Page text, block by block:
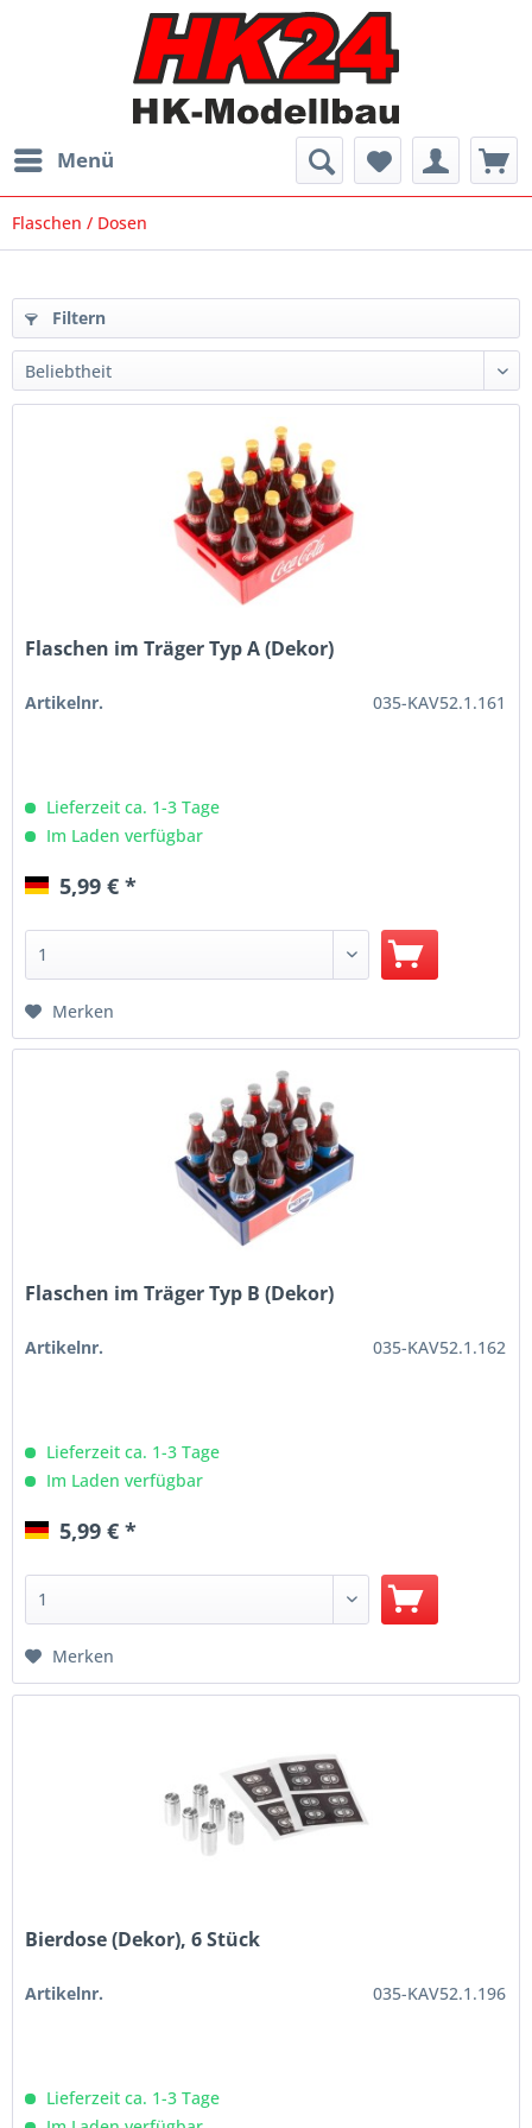
Menü
Flaschen / Dosen
Filtern
Flaschen im Träger Typ A (Dekor)
Artikelnr. 035-KAV52.1.161
Lieferzeit ca. 1-3 Tage
Im Laden verfügbar
5,99 € *
Merken
Flaschen im Träger Typ B (Dekor)
Artikelnr. 035-KAV52.1.162
Lieferzeit ca. 1-3 Tage
Im Laden verfügbar
5,99 € *
Merken
Bierdose (Dekor), 6 Stück
Artikelnr. 035-KAV52.1.196
Lieferzeit ca. 1-3 Tage